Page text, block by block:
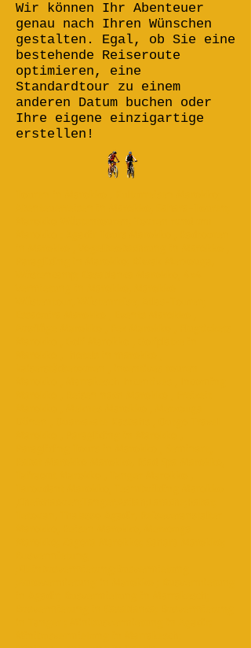
Wir können Ihr Abenteuer
genau nach Ihren Wünschen
gestalten. Egal, ob Sie eine
bestehende Reiseroute
optimieren, eine
Standardtour zu einem
anderen Datum buchen oder
Ihre eigene einzigartige
erstellen!